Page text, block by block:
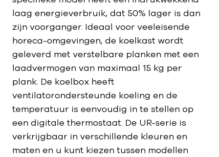
laag energieverbruik, dat 50% lager is dan
zijn voorganger. Ideaal voor veeleisende
horeca-omgevingen, de koelkast wordt
geleverd met verstelbare planken met een
laadvermogen van maximaal 15 kg per
plank. De koelbox heeft
ventilatorondersteunde koeling en de
temperatuur is eenvoudig in te stellen op
een digitale thermostaat. De UR-serie is
verkrijgbaar in verschillende kleuren en
maten en u kunt kiezen tussen modellen